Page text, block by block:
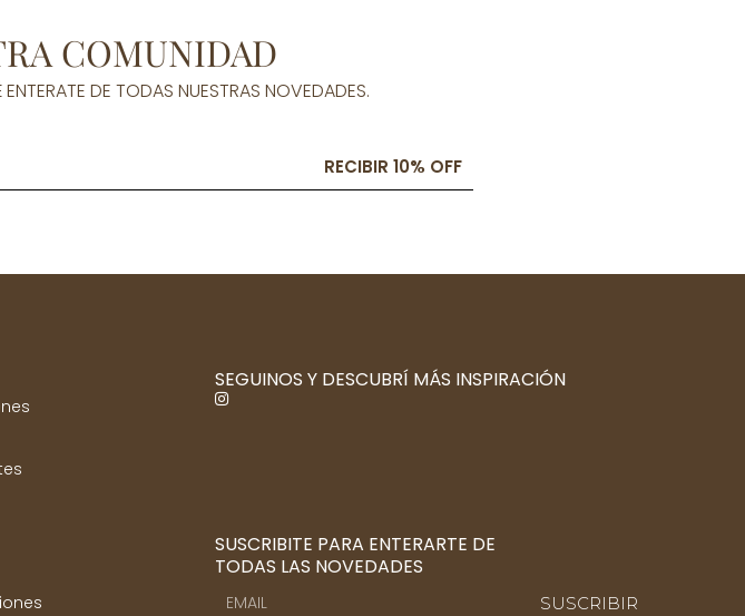
COMUNIDAD
DE TODAS NUESTRAS NOVEDADES.
RECIBIR 10% OFF
SEGUINOS Y DESCUBRÍ MÁS INSPIRACIÓN
SUSCRIBITE PARA ENTERARTE DE
TODAS LAS NOVEDADES
SUSCRIBIR